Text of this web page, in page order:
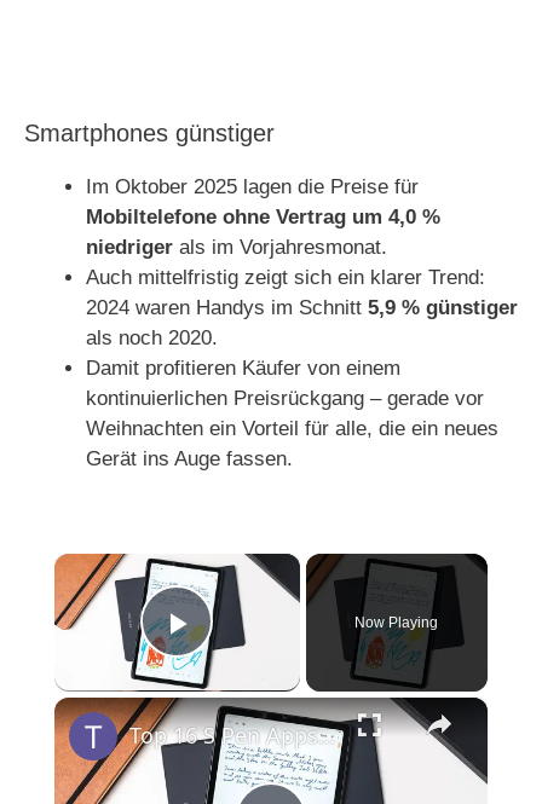
Smartphones günstiger
Im Oktober 2025 lagen die Preise für
Mobiltelefone ohne Vertrag um 4,0 %
niedriger als im Vorjahresmonat.
Auch mittelfristig zeigt sich ein klarer Trend:
2024 waren Handys im Schnitt 5,9 % günstiger
als noch 2020.
Damit profitieren Käufer von einem
kontinuierlichen Preisrückgang – gerade vor
Weihnachten ein Vorteil für alle, die ein neues
Gerät ins Auge fassen.
×
Play Video
Now Playing
×
Top 16 S Pen Apps für Samsung Tablets & Handys | Deutsch